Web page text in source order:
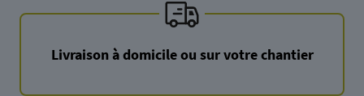
Livraison à domicile ou sur votre chantier